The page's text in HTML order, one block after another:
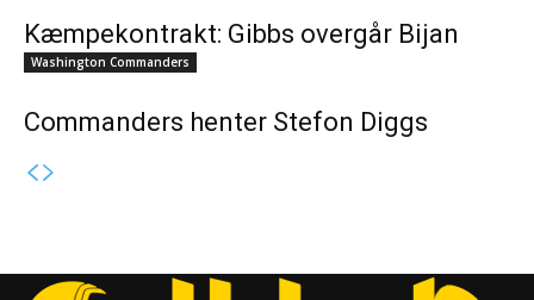
Kæmpekontrakt: Gibbs overgår Bijan
Washington Commanders
Commanders henter Stefon Diggs